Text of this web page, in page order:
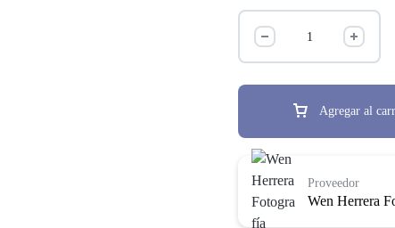
Agregar al
Wen Herrera
Proveedor